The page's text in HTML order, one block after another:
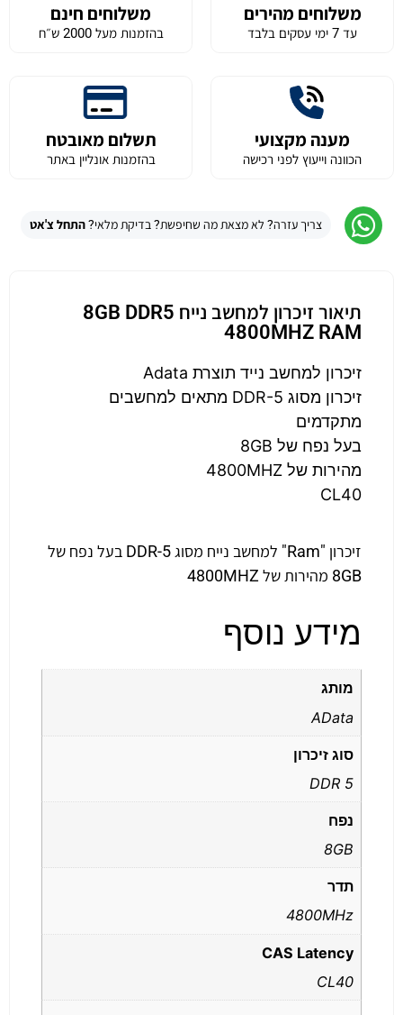
משלוחים מהירים
עד 7 ימי עסקים בלבד
משלוחים חינם
בהזמנות מעל 2000 ש״ח
מענה מקצועי
הכוונה וייעוץ לפני רכישה
תשלום מאובטח
בהזמנות אונליין באתר
צריך עזרה? לא מצאת מה שחיפשת? בדיקת מלאי?התחל צ'אט
תיאור זיכרון למחשב נייח 8GB DDR5
4800MHZ RAM
זיכרון למחשב נייד תוצרת Adata
זיכרון מסוג DDR-5 מתאים למחשבים
מתקדמים
בעל נפח של 8GB
מהירות של 4800MHZ
CL40
זיכרון "Ram" למחשב נייח מסוג DDR-5 בעל נפח של
8GB מהירות של 4800MHZ
מידע נוסף
מותג
AData
סוג זיכרון
DDR 5
נפח
8GB
תדר
4800MHz
CAS Latency
CL40